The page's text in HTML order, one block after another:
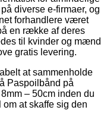
diverse e-firmaer, og
forhandlere været
en række af deres
til kvinder og mænd
gratis levering.
at sammenholde
Paspoilbånd på
– 50cm inden du
at skaffe sig den